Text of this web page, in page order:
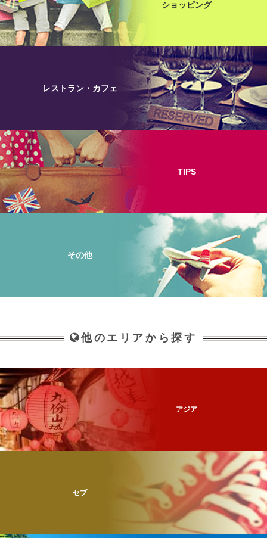
ショッピング
レストラン・カフェ
TIPS
その他
他のエリアから探す
アジア
セブ